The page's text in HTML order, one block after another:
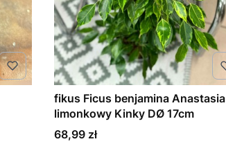
fikus Ficus benjamina Anastasia
limonkowy Kinky DØ 17cm
Cena
68,99 zł